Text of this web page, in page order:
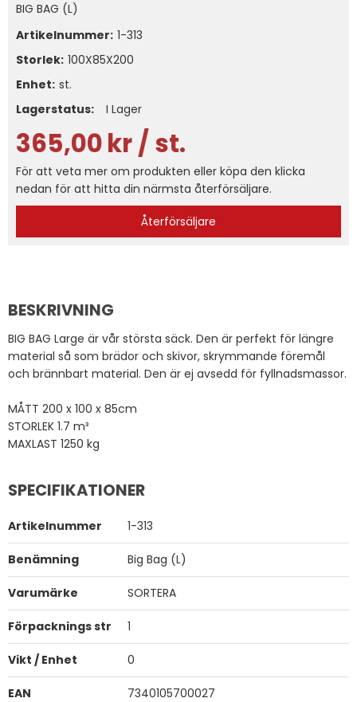
BIG BAG (L)
Artikelnummer: 1-313
Storlek 100X85X200
Enhet: st.
Lagerstatus:
I Lager
365,00kr/ st.
För att veta mer om produkten eller köpa den klicka
nedan för att hitta din närmsta återförsäljare.
Återförsäljare
BESKRIVNING
BIG BAG Large är vår största säck. Den är perfekt för längre
material så som brädor och skivor, skrymmande föremål
och brännbart material. Den är ej avsedd för fyllnadsmassor.
MÅTT 200 x 100 x 85cm
STORLEK 1.7 m³
MAXLAST 1250 kg
SPECIFIKATIONER
Artikelnummer 1-313
Benämning Big Bag (L)
Varumärke SORTERA
Förpacknings str 1
Vikt / Enhet 0
EAN 7340105700027